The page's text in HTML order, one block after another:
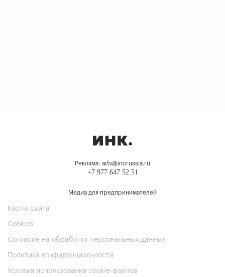
Реклама: adv@incrussia.ru
+7 977 647 52 51
Медиа для предпринимателей
Карта сайта
Cookies
Согласие на обработку персональных данных
Политика конфиденциальности
Условия использования cookie-файлов